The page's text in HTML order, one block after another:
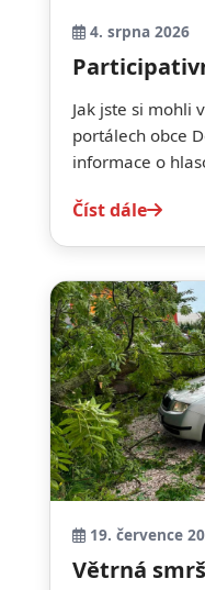
4. srpna 2026
Jak jste si mohli
portálech obce
informace o
Číst dále
19. července
Větrná